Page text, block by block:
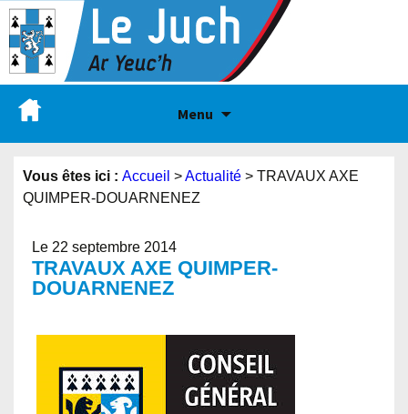
Menu
Vous êtes ici : Accueil >Actualité > TRAVAUX AXE
QUIMPER-DOUARNENEZ
Le 22 septembre 2014
TRAVAUX AXE QUIMPER-
DOUARNENEZ